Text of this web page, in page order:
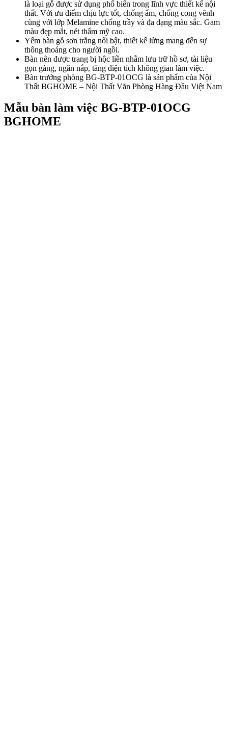
là loại gỗ được sử dụng phổ biến trong lĩnh vực thiết kế nội
thất. Với ưu điểm chịu lực tốt, chống ẩm, chống cong vênh
cùng với lớp Melamine chống trầy và đa dạng màu sắc. Gam
màu đẹp mắt, nét thẩm mỹ cao.
Yếm bàn gỗ sơn trắng nổi bật, thiết kế lửng mang đến sự
thông thoáng cho người ngồi.
Bàn nên được trang bị hộc liền nhằm lưu trữ hồ sơ, tài liệu
gọn gàng, ngăn nắp, tăng diện tích không gian làm việc.
Bàn trưởng phòng BG-BTP-01OCG là sản phẩm của Nội
Thất BGHOME – Nội Thất Văn Phòng Hàng Đầu Việt Nam
Mẫu bàn làm việc BG-BTP-01OCG
BGHOME